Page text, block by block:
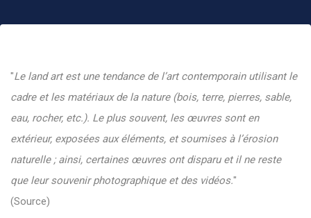
"Le land art est une tendance de l’art contemporain utilisant le
cadre et les matériaux de la nature (bois, terre, pierres, sable,
eau, rocher, etc.). Le plus souvent, les œuvres sont en
extérieur, exposées aux éléments, et soumises à l’érosion
naturelle ; ainsi, certaines œuvres ont disparu et il ne reste
que leur souvenir photographique et des vidéos."
(Source)